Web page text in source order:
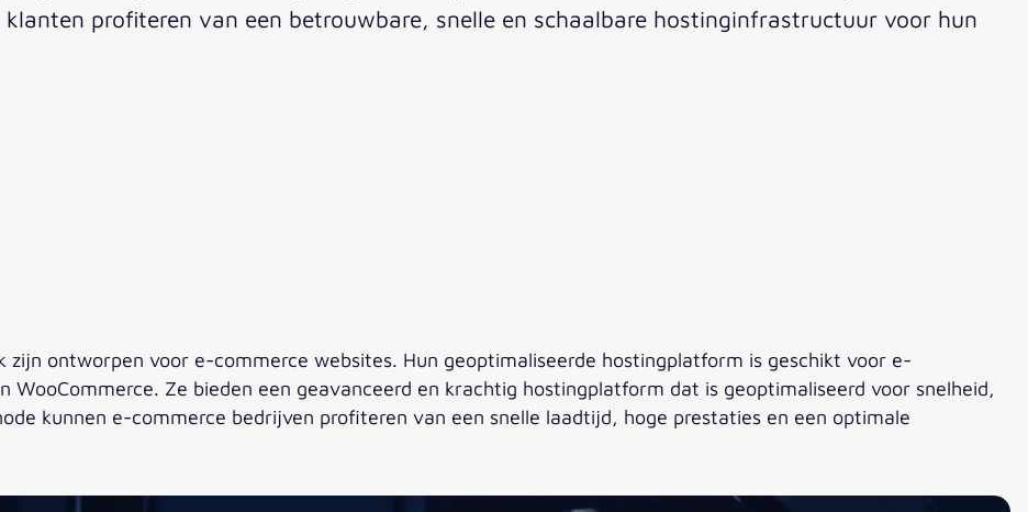
profiteren van een betrouwbare, snelle en schaalbare hostinginfrastructuur voor hun
zijn ontworpen voor e-commerce websites. Hun geoptimaliseerde hostingplatform is geschikt voor e-
WooCommerce. Ze bieden een geavanceerd en krachtig hostingplatform dat is geoptimaliseerd voor snelheid,
kunnen e-commerce bedrijven profiteren van een snelle laadtijd, hoge prestaties en een optimale